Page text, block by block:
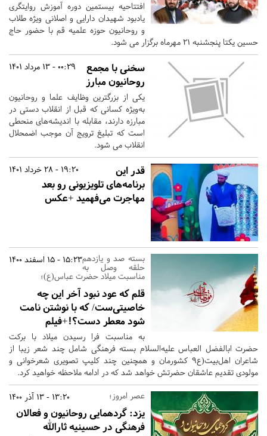
افتتاحیه بیستمین دوره آموزش روایتگری
یادبود شهیدان دارایی و اصلانی ویژه طلاب
و روحانیون حوزه علمیه قم با حضور حاج
حسین یکتا پنجشنبه 21 مهرماه برگزار می شود.
00:29 - 13 مرداد 1401
سخنی با مجمع
روحانیون مبارز
یکی از بزرگترین وظایف علما و روحانیون
به‌ویژه کسانی که قبل از انقلاب دستی در
مبارزه دارند، مقابله با اندیشه‌های منحطی
است که تبلیغ ترویج آن موجب اضمحلال
انقلاب می شود.
19:20 - 28 خرداد 1401
قدر این
برنامه‌های تلویزیونی رو بعد
مهاجرت می‌فهمید +عکس
15:23 - 15 اسفند 1400بسته صد و یازدهم
حلقه وصل به
مناسبت میلاد حضرت عباس(ع)؛
قلم که عود نبود آخر این چه
خاصیتی‌ست/ که با نوشتن نامت
شود معطر دست؟!+فیلم
به مناسبت فرا رسیدن میلاد با برکت
حضرت ابالفضل العباس علیه‌السلام بسته فرهنگی شامل چند شعر زیبا از
شاعران اهل‌بیت(ع9 کشورمان و همچنین چند کلیپ تصویری شعرخوانی و
مولودی تقدیم عاشقان حضرتش خواهد شد که در ادامه ملاحظه خواهید کرد.
13:20 - 13 آذر 1400 عصر امروز؛
یزد: گردهمایی روحانیون و فعالان
فرهنگی در حسینیه ثارالله